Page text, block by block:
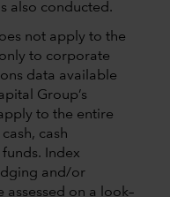
also conducted.
not apply to the
to corporate
data available
Group’s
to the entire
cash
Index
and/or
on a look–